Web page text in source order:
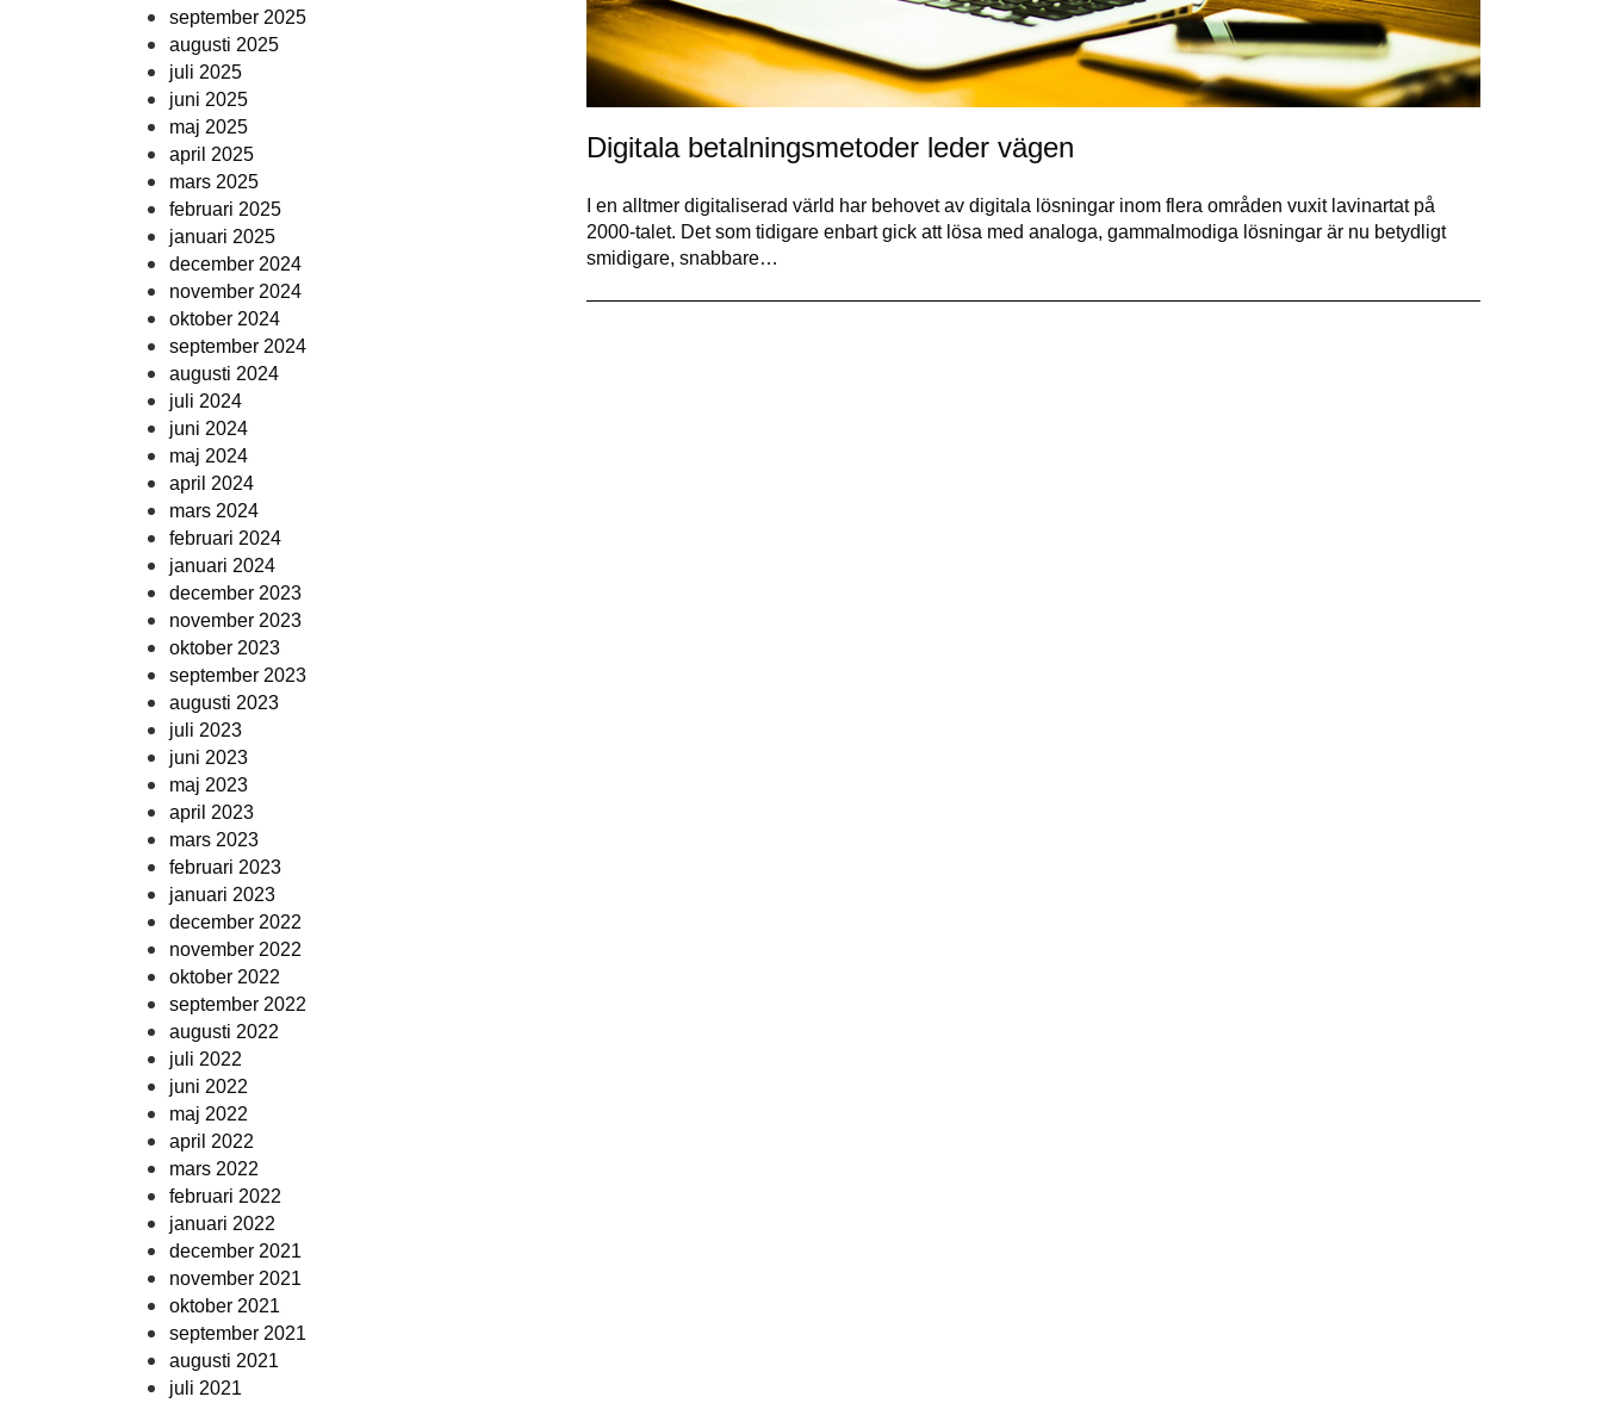
september 2025
augusti 2025
juli 2025
juni 2025
maj 2025
april 2025
mars 2025
februari 2025
januari 2025
december 2024
november 2024
oktober 2024
september 2024
augusti 2024
juli 2024
juni 2024
maj 2024
april 2024
mars 2024
februari 2024
januari 2024
december 2023
november 2023
oktober 2023
september 2023
augusti 2023
juli 2023
juni 2023
maj 2023
april 2023
mars 2023
februari 2023
januari 2023
december 2022
november 2022
oktober 2022
september 2022
augusti 2022
juli 2022
juni 2022
maj 2022
april 2022
mars 2022
februari 2022
januari 2022
december 2021
november 2021
oktober 2021
september 2021
augusti 2021
juli 2021
Digitala betalningsmetoder leder vägen
I en alltmer digitaliserad värld har behovet av digitala lösningar inom flera områden vuxit lavinartat på
2000-talet. Det som tidigare enbart gick att lösa med analoga, gammalmodiga lösningar är nu betydligt
smidigare, snabbare…